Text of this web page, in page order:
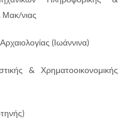
Μακ/νιας
(Ιωάννινα)
& Χρηματοοικονομικής